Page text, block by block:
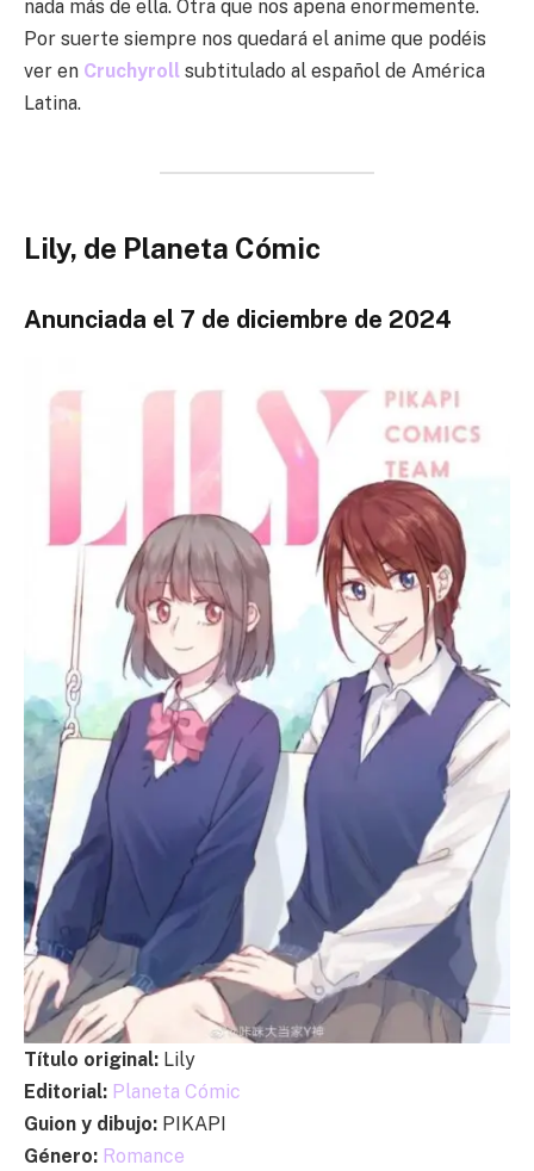
nada más de ella. Otra que nos apena enormemente.
Por suerte siempre nos quedará el anime que podéis
ver en Cruchyroll subtitulado al español de América
Latina.
Lily, de Planeta Cómic
Anunciada el 7 de diciembre de 2024
Título original: Lily
Editorial: Planeta Cómic
Guion y dibujo: PIKAPI
Género: Romance